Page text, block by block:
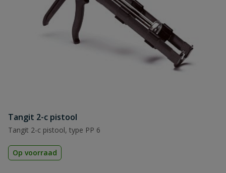
Tangit 2-c pistool
Tangit 2-c pistool, type PP 6
Op voorraad